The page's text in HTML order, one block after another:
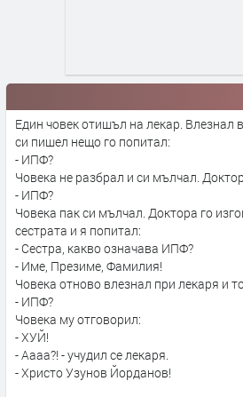
Един човек отишъл на лекар. Влезнал
си пишел нещо го попитал:
- ИПФ?
Човека не разбрал и си мълчал.
- ИПФ?
Човека пак си мълчал. Доктора го
сестрата и я попитал:
- Сестра, какво означава ИПФ?
- Име, Презиме, Фамилия!
Човека отново влезнал при лекаря и
- ИПФ?
Човека му отговорил:
- ХУЙ!
- Аааа?! - учудил се лекаря.
- Христо Узунов Йорданов!